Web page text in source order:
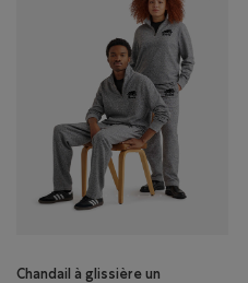
Chandail à glissière un